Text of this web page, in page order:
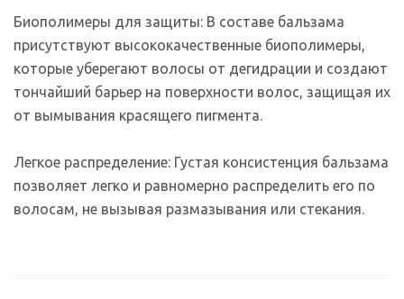
Биополимеры для защиты: В составе бальзама
присутствуют высококачественные биополимеры,
которые уберегают волосы от дегидрации и создают
тончайший барьер на поверхности волос, защищая их
от вымывания красящего пигмента.
Легкое распределение: Густая консистенция бальзама
позволяет легко и равномерно распределить его по
волосам, не вызывая размазывания или стекания.